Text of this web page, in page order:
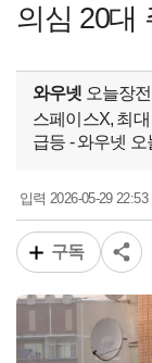
의심 20대
와우넷 오늘장
스페이스X, 최
급등 - 와우넷
입력2026-05-29 22:53
구독